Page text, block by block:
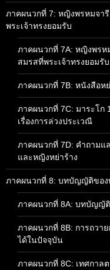
ภาคผนวกที่ 7: หญิงพรหมจา
พระเจ้าทรงยอมรับ
ภาคผนวกที่ 7A: หญิงพรห
สมรสที่พระเจ้าทรงยอมรับ
ภาคผนวกที่ 7B: หนังสือห
ภาคผนวกที่ 7C: มาระโก
เรื่องการล่วงประเวณี
ภาคผนวกที่ 7D: คำถาม
และหญิงหย่าร้าง
ภาคผนวกที่ 8: บทบัญญัติของ
ภาคผนวกที่ 8A: บทบัญญัติ
ภาคผนวกที่ 8B: การถวา
ได้ในปัจจุบัน
ภาคผนวกที่ 8C: เทศกาล